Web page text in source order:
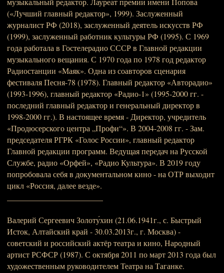
(«Лучший главный редактор», 1999). Заслуженный
журналист РФ (2018), заслуженный деятель искусств РФ
(1999), заслуженный работник культуры РФ (1995). С 1969
года работала в Гостелерадио СССР в Главной редакции
музыкального вещания. С 1970 года по 1978 год редактор
Радиостанции «Маяк». Одна из соавторов сценария
фестиваля Песня-78 (1978). Главный редактор «Авторадио»
(1993-1996), главный редактор «Радио-1» (1995-2000 гг. -
последний главный редактор и генеральный директор в
1998-2000 гг.). В настоящее время - Директор, учредитель
«Продюсерского центра „Профи“». В 2004-2008 гг. - Зам.
председателя РГРК «Голос России», главный редактор
Главной редакции программ. Ведущая передач на Русской
Службе, радио «Орфей», «Радио Культура». В 2019 году
попробовала себя в документальном кино - на ОТР выходит
цикл «Россия, далее везде».
Валерий Сергеевич Золоту́хин (21.06.1941г., с. Быстрый
Исток, Алтайский край - 30.03.2013г., г. Москва) -
советский и российский актёр театра и кино, Народный
артист РСФСР (1987). С октября 2011 по март 2013 года был
художественным руководителем Театра на Таганке.